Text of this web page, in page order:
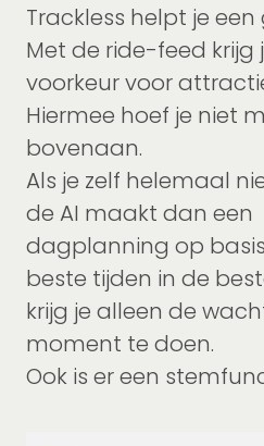
Trackless helpt je
Met de ride-feed
voorkeur voor
Hiermee hoef je niet
bovenaan.
Als je zelf helemaal
de AI maakt dan een
dagplanning op
beste tijden in de
krijg je alleen de
moment te doen.
Ook is er een